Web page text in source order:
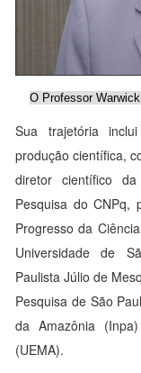
O Professor
Sua trajetória
produção científica,
diretor científico da
Pesquisa do CNPq,
Progresso da
Universidade de
Paulista Júlio de
Pesquisa de São
da Amazônia
(UEMA).